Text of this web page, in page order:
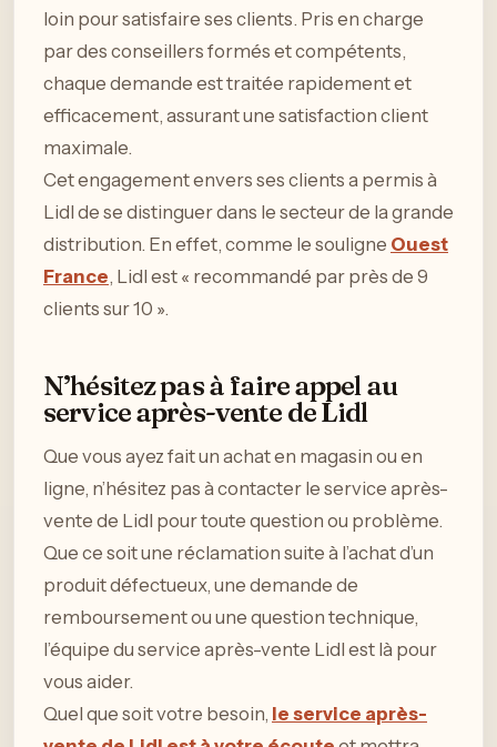
loin pour satisfaire ses clients. Pris en charge
par des conseillers formés et compétents,
chaque demande est traitée rapidement et
efficacement, assurant une satisfaction client
maximale.
Cet engagement envers ses clients a permis à
Lidl de se distinguer dans le secteur de la grande
distribution. En effet, comme le souligne Ouest
France, Lidl est « recommandé par près de 9
clients sur 10 ».
N’hésitez pas à faire appel au
service après-vente de Lidl
Que vous ayez fait un achat en magasin ou en
ligne, n’hésitez pas à contacter le service après-
vente de Lidl pour toute question ou problème.
Que ce soit une réclamation suite à l’achat d’un
produit défectueux, une demande de
remboursement ou une question technique,
l’équipe du service après-vente Lidl est là pour
vous aider.
Quel que soit votre besoin, le service après-